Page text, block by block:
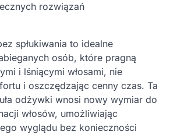
rozwiązań
spłukiwania to idealne
osób, które pragną
i lśniącymi włosami, nie
i oszczędzając cenny czas. Ta
odżywki wnosi nowy wymiar do
włosów, umożliwiając
wyglądu bez konieczności